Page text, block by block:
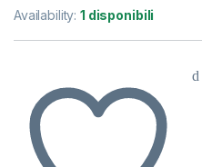
Availability:1 disponibili